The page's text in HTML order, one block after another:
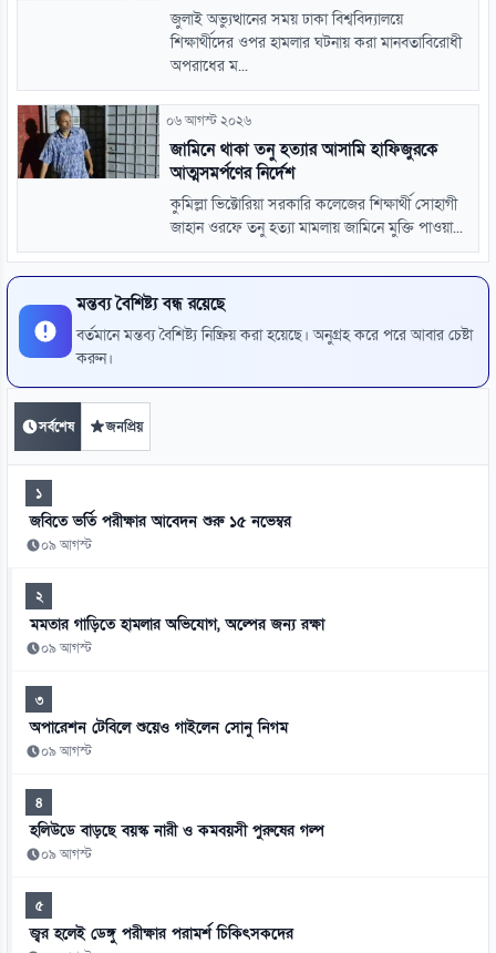
জুলাই অভ্যুত্থানের সময় ঢাকা বিশ্ববিদ্যালয়ে
শিক্ষার্থীদের ওপর হামলার ঘটনায় করা মানবতাবিরোধী
অপরাধের ম...
০৬ আগস্ট ২০২৬
জামিনে থাকা তনু হত্যার আসামি হাফিজুরকে
আত্মসমর্পণের নির্দেশ
কুমিল্লা ভিক্টোরিয়া সরকারি কলেজের শিক্ষার্থী সোহাগী
জাহান ওরফে তনু হত্যা মামলায় জামিনে মুক্তি পাওয়া...
মন্তব্য বৈশিষ্ট্য বন্ধ রয়েছে
বর্তমানে মন্তব্য বৈশিষ্ট্য নিষ্ক্রিয় করা হয়েছে। অনুগ্রহ করে পরে আবার চেষ্টা
করুন।
সর্বশেষ জনপ্রিয়
১
জবিতে ভর্তি পরীক্ষার আবেদন শুরু ১৫ নভেম্বর
০৯ আগস্ট
২
মমতার গাড়িতে হামলার অভিযোগ, অল্পের জন্য রক্ষা
০৯ আগস্ট
৩
অপারেশন টেবিলে শুয়েও গাইলেন সোনু নিগম
০৯ আগস্ট
৪
হলিউডে বাড়ছে বয়স্ক নারী ও কমবয়সী পুরুষের গল্প
০৯ আগস্ট
৫
জ্বর হলেই ডেঙ্গু পরীক্ষার পরামর্শ চিকিৎসকদের